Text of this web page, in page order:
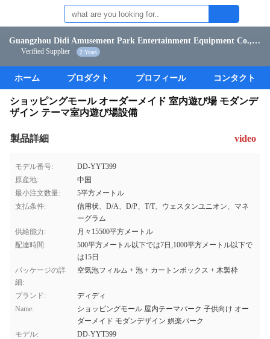
Guangzhou Didi Amusement Park Entertainment Equipment Co., Ltd.
Verified Supplier 2 Years
ホーム プロダクト プロフィール コンタクト
ショッピングモール オーダーメイド 室内遊び場 モダンデ
ザイン テーマ室内遊び場設備
製品詳細 video
モデル番号:
DD-YYT399
原産地:
中国
最小注文数量:
5平方メートル
支払条件:
信用状、D/A、D/P、T/T、ウェスタンユニオン、マネ
ーグラム
供給能力:
月々15500平方メートル
配達時間:
500平方メートル以下では7日,1000平方メートル以下で
は15日
パッケージの詳
細:
空気泡フィルム + 泡 + カートンボックス + 木製枠
ブランド:
ディディ
Name:
ショッピングモール 屋内テーマパーク 子供向け オー
ダーメイド モダンデザイン 娯楽パーク
モデル:
DD-YYT399